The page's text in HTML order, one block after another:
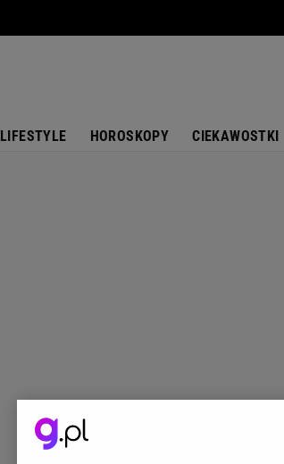
LIFESTYLE HOROSKOPY CIEKAWOSTKI